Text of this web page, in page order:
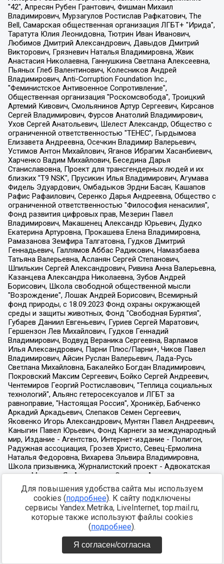
Для повышения удобства сайта мы используем
cookies (подробнее). К сайту подключены
сервисы Yandex.Metrika, LiveInternet, top.mail.ru,
которые также используют файлы cookies
(подробнее).
Я согласен/согласна